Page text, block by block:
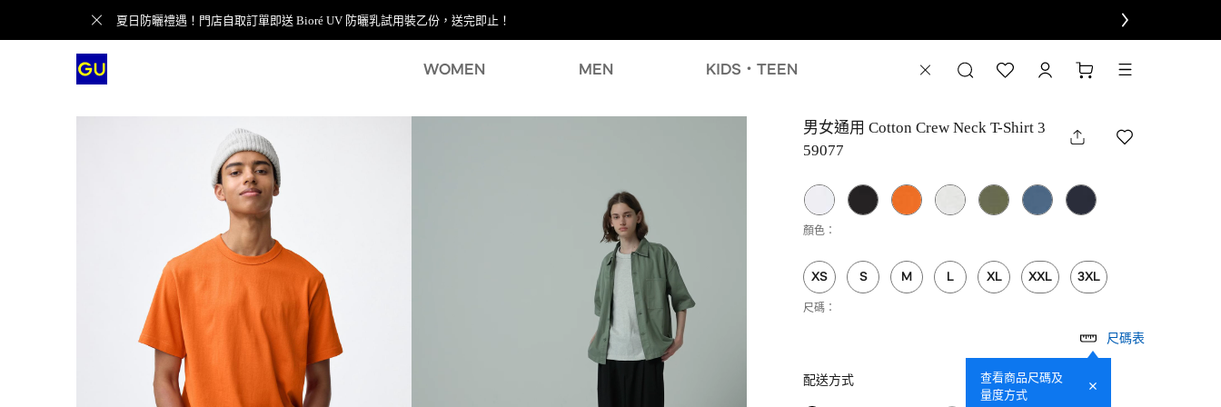
夏日防曬禮遇！門店自取訂單即送 Bioré UV 防曬乳試用裝乙份，送完即止！
WOMEN MEN KIDS・TEEN
男女通用 Cotton Crew Neck T-Shirt 3
59077
顏色：
XS S M L XL XXL 3XL
尺碼：
尺碼表
查看商品尺碼及
量度方式
配送方式